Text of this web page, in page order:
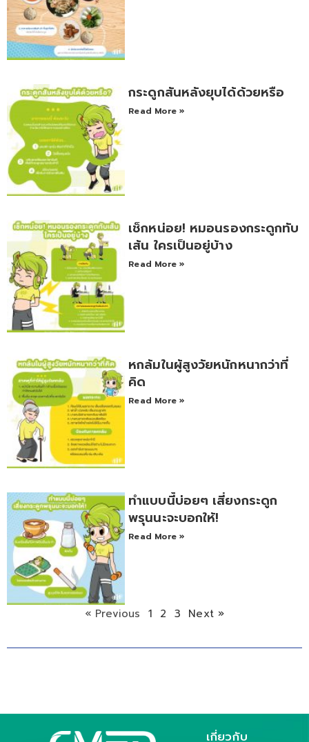
กระดูกสันหลังยุบได้ด้วยหรือ
Read More »
เช็กหน่อย! หมอนรองกระดูกทับ
เส้น ใครเป็นอยู่บ้าง
Read More »
หกล้มในผู้สูงวัยหนักหนากว่าที่
คิด
Read More »
ทำแบบนี้บ่อยๆ เสี่ยงกระดูก
พรุนนะจะบอกให้!
Read More »
« Previous 1 2 3 Next »
เกี่ยวกับ